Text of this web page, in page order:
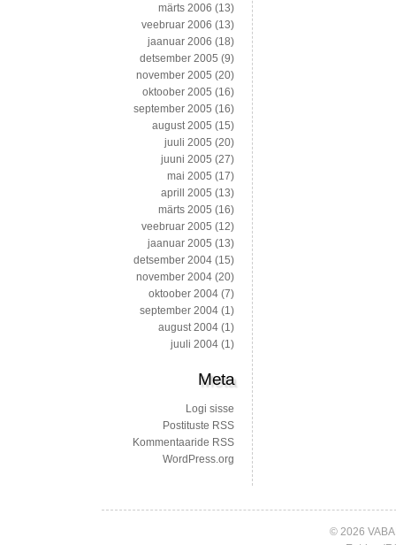
märts 2006 (13)
veebruar 2006 (13)
jaanuar 2006 (18)
detsember 2005 (9)
november 2005 (20)
oktoober 2005 (16)
september 2005 (16)
august 2005 (15)
juuli 2005 (20)
juuni 2005 (27)
mai 2005 (17)
aprill 2005 (13)
märts 2005 (16)
veebruar 2005 (12)
jaanuar 2005 (13)
detsember 2004 (15)
november 2004 (20)
oktoober 2004 (7)
september 2004 (1)
august 2004 (1)
juuli 2004 (1)
Meta
Logi sisse
Postituste RSS
Kommentaaride RSS
WordPress.org
© 2026